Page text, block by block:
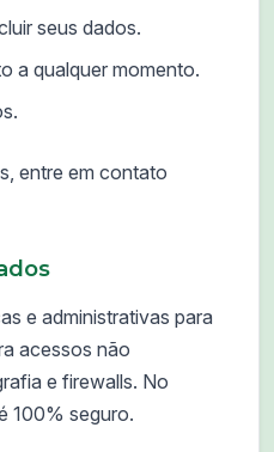
seus dados.
a qualquer momento.
entre em contato
e administrativas para
acessos não
e firewalls. No
100% seguro.